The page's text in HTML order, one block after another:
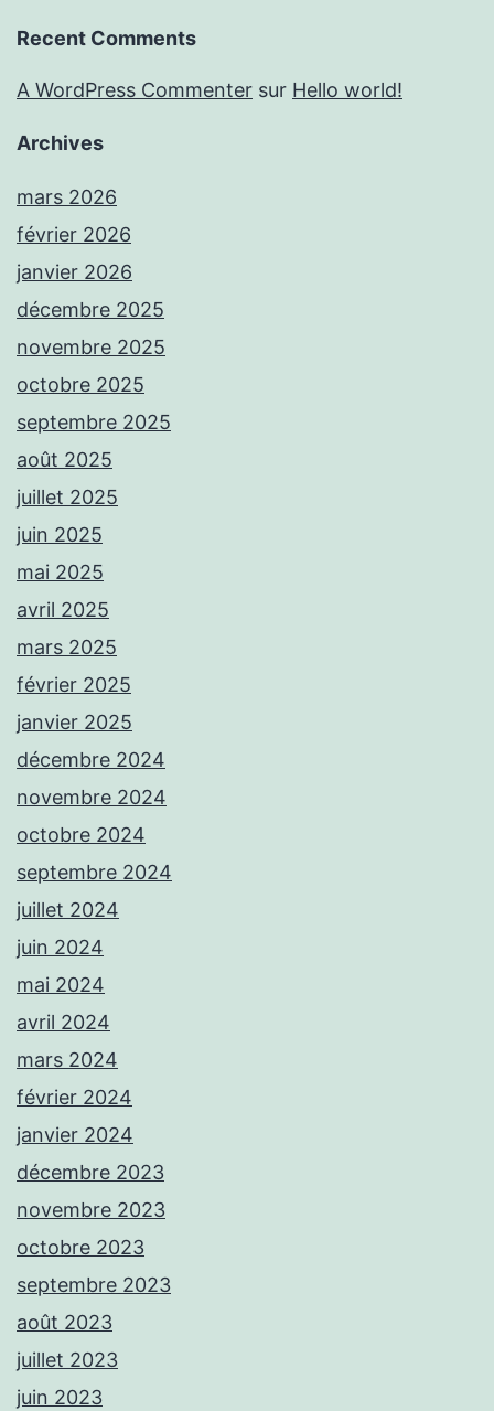
Recent Comments
A WordPress Commenter sur Hello world!
Archives
mars 2026
février 2026
janvier 2026
décembre 2025
novembre 2025
octobre 2025
septembre 2025
août 2025
juillet 2025
juin 2025
mai 2025
avril 2025
mars 2025
février 2025
janvier 2025
décembre 2024
novembre 2024
octobre 2024
septembre 2024
juillet 2024
juin 2024
mai 2024
avril 2024
mars 2024
février 2024
janvier 2024
décembre 2023
novembre 2023
octobre 2023
septembre 2023
août 2023
juillet 2023
juin 2023